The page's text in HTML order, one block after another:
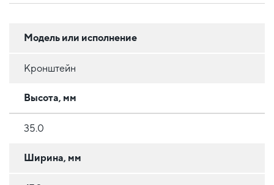
Модель или исполнение
Кронштейн
Высота, мм
35.0
Ширина, мм